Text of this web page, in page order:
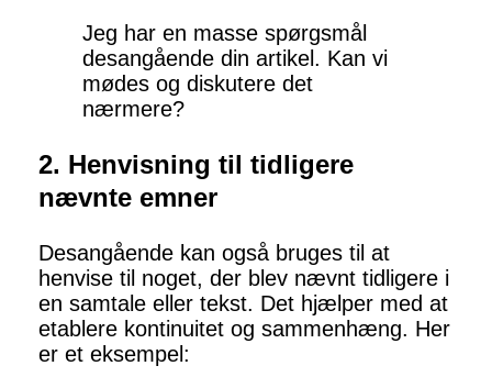
Jeg har en masse spørgsmål
desangående din artikel. Kan vi
mødes og diskutere det
nærmere?
2. Henvisning til tidligere
nævnte emner
Desangående kan også bruges til at
henvise til noget, der blev nævnt tidligere i
en samtale eller tekst. Det hjælper med at
etablere kontinuitet og sammenhæng. Her
er et eksempel: